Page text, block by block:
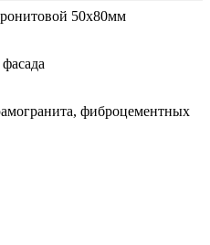
50х80мм
фиброцементных